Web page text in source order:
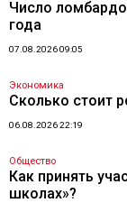
Число
года
07.08.2026 09:05
Экономика
Сколько стоит
06.08.2026 22:19
Общество
Как принять
школах»?